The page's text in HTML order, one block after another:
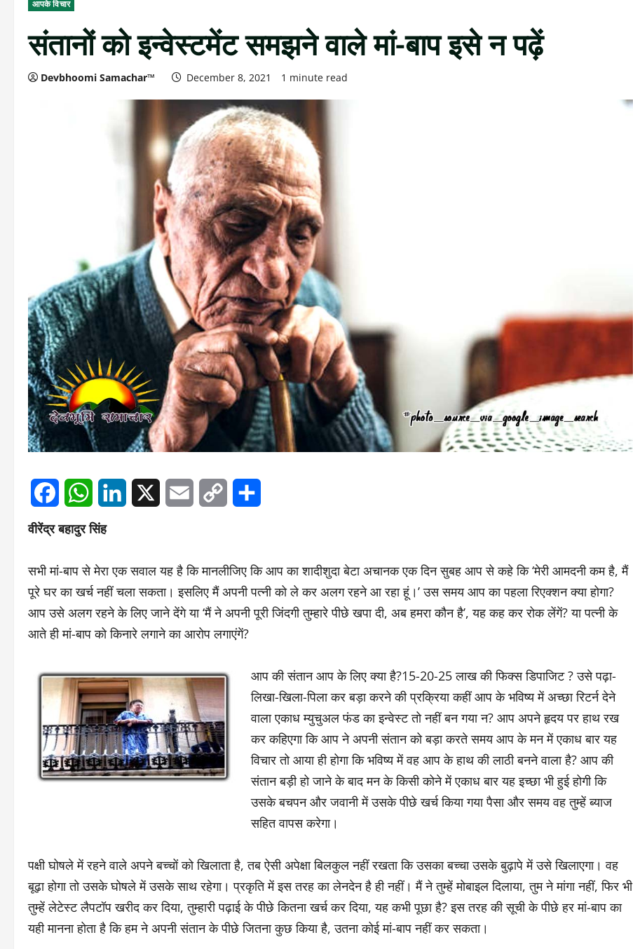
आपके विचार
संतानों को इन्वेस्टमेंट समझने वाले मां-बाप इसे न पढ़ें
Devbhoomi Samachar™ December 8, 2021 1 minute read
FacebookWhatsAppLinkedIn
वीरेंद्र बहादुर सिंह
सभी मां-बाप से मेरा एक सवाल यह है कि मानलीजिए कि आप का शादीशुदा बेटा अचानक एक दिन सुबह आप से कहे कि ‘मेरी आमदनी कम है, मैं
पूरे घर का खर्च नहीं चला सकता। इसलिए मैं अपनी पत्नी को ले कर अलग रहने आ रहा हूं।’ उस समय आप का पहला रिएक्शन क्या होगा?
आप उसे अलग रहने के लिए जाने देंगे या ‘मैं ने अपनी पूरी जिंदगी तुम्हारे पीछे खपा दी, अब हमरा कौन है’, यह कह कर रोक लेंगें? या पत्नी के
आते ही मां-बाप को किनारे लगाने का आरोप लगाएंगें?
आप की संतान आप के लिए क्या है?15-20-25 लाख की फिक्स डिपाजिट ? उसे पढ़ा-
लिखा-खिला-पिला कर बड़ा करने की प्रक्रिया कहीं आप के भविष्य में अच्छा रिटर्न देने
वाला एकाध म्युचुअल फंड का इन्वेस्ट तो नहीं बन गया न? आप अपने हृदय पर हाथ रख
कर कहिएगा कि आप ने अपनी संतान को बड़ा करते समय आप के मन में एकाध बार यह
विचार तो आया ही होगा कि भविष्य में वह आप के हाथ की लाठी बनने वाला है? आप की
संतान बड़ी हो जाने के बाद मन के किसी कोने में एकाध बार यह इच्छा भी हुई होगी कि
उसके बचपन और जवानी में उसके पीछे खर्च किया गया पैसा और समय वह तुम्हें ब्याज
सहित वापस करेगा।
पक्षी घोषले में रहने वाले अपने बच्चों को खिलाता है, तब ऐसी अपेक्षा बिलकुल नहीं रखता कि उसका बच्चा उसके बुढ़ापे में उसे खिलाएगा। वह
बूढ़ा होगा तो उसके घोषले में उसके साथ रहेगा। प्रकृति में इस तरह का लेनदेन है ही नहीं। मैं ने तुम्हें मोबाइल दिलाया, तुम ने मांगा नहीं, फिर भी
तुम्हें लेटेस्ट लैपटॉप खरीद कर दिया, तुम्हारी पढ़ाई के पीछे कितना खर्च कर दिया, यह कभी पूछा है? इस तरह की सूची के पीछे हर मां-बाप का
यही मानना होता है कि हम ने अपनी संतान के पीछे जितना कुछ किया है, उतना कोई मां-बाप नहीं कर सकता।